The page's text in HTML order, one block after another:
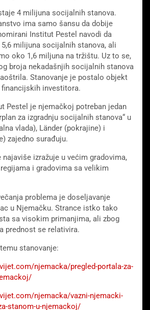
4 milijuna socijalnih stanova.
ima samo šansu da dobije
Institut Pestel navodi da
milijuna socijalnih stanova, ali
oko 1,6 miljuna na tržištu. Uz to se,
broja nekadašnjih socijalnih stanova
Stanovanje je postalo objekt
investitora.
Pestel je njemačkoj potreban jedan
za izgradnju socijalnih stanova“ u
vlada), Länder (pokrajine) i
zajedno surađuju.
izražuje u većim gradovima,
i gradovima sa velikim
problema je doseljavanje
u Njemačku. Strance istko tako
sa visokim primanjima, ali zbog
prednost se relativira.
stanovanje:
njemacka/pregled-portala-za-
njemacka/vazni-njemacki-
stanom-u-njemackoj/